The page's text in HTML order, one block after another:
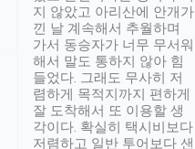
지 않았고 아리산에 안개가
낀 날 계속해서 추월하며
가서 동승자가 너무 무서워
해서 말도 통하지 않아 힘
들었다. 그래도 무사히 저
렴하게 목적지까지 편하게
잘 도착해서 또 이용할 생
각이다. 확실히 택시비보다
저렴하고 일반 투어보다 샌